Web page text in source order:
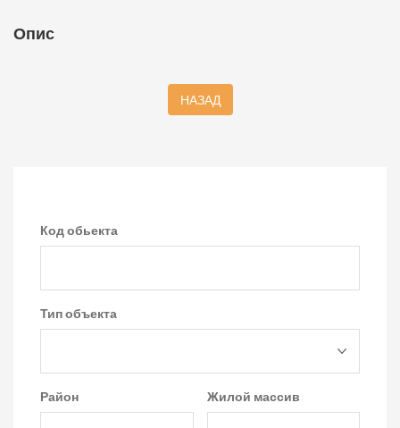
Опис
НАЗАД
Код обьекта
Тип объекта
Район Жилой массив